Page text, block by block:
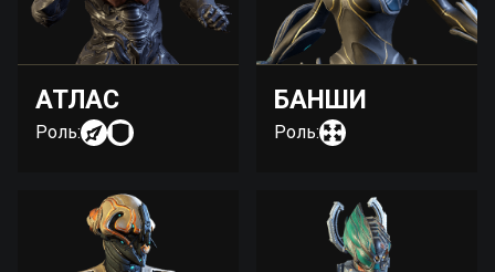
АТЛАС
Роль:
БАНШИ
Роль: